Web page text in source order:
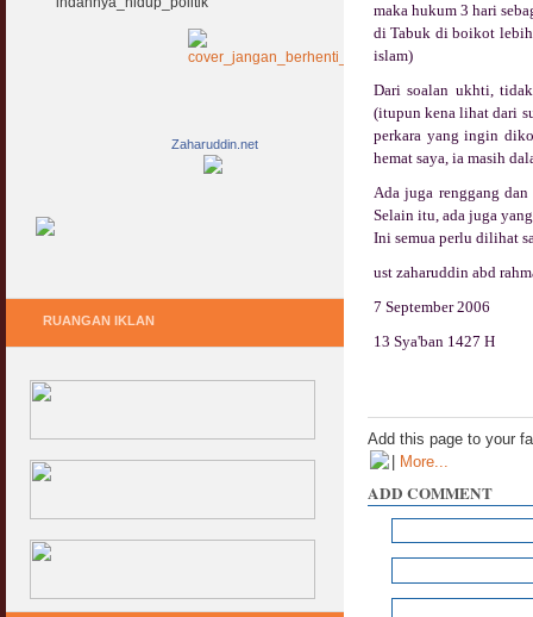
maka hukum 3 hari
di Tabuk di boikot lebih
islam)
Dari soalan ukhti,
(itupun kena lihat dari
perkara yang ingin
hemat saya, ia masih
Ada juga renggang
Selain itu, ada juga
Ini semua perlu dilihat
ust zaharuddin abd
7 September 2006
13 Sya'ban 1427 H
Add this page to your
| More...
ADD COMMENT
Zaharuddin.net
RUANGAN IKLAN